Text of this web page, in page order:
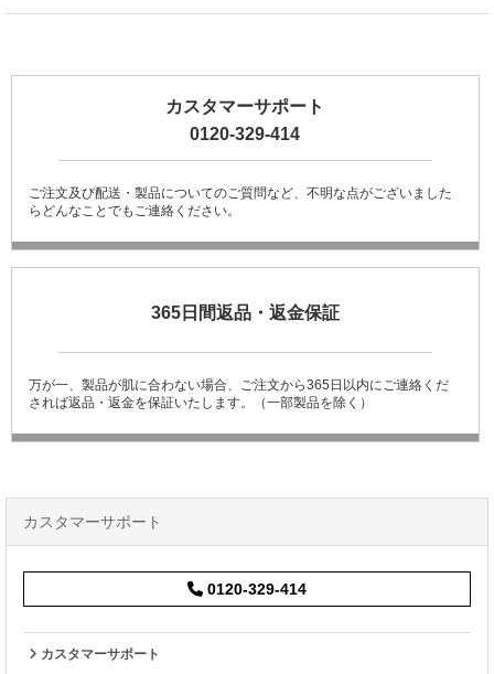
カスタマーサポート
0120-329-414
ご注文及び配送・製品についてのご質問など、不明な点がございました
らどんなことでもご連絡ください。
365日間返品・返金保証
万が一、製品が肌に合わない場合、ご注文から365日以内にご連絡くだ
されば返品・返金を保証いたします。（一部製品を除く）
カスタマーサポート
0120-329-414
カスタマーサポート